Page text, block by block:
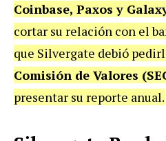
Coinbase, Paxos y
cortar su relación con el
que Silvergate debió
Comisión de Valores
presentar su reporte anual.